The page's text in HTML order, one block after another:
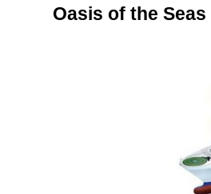
Oasis of the